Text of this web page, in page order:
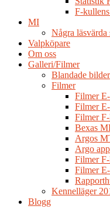
F-
MI
Några
Valpköpare
Om oss
Galleri/Filmer
Blandade bilder
Filmer
Filmer
Filmer
Filmer
Bexas
Argos
Argo
Filmer
Filmer
Kennelläger
Blogg